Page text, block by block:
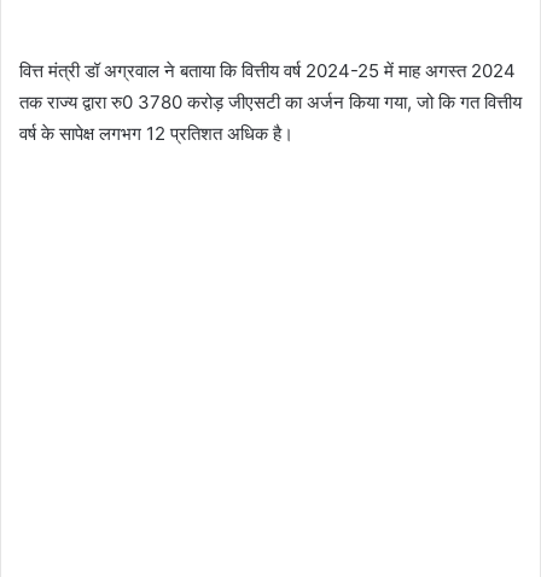
वित्त मंत्री डॉ अग्रवाल ने बताया कि वित्तीय वर्ष 2024-25 में माह अगस्त 2024
तक राज्य द्वारा रु0 3780 करोड़ जीएसटी का अर्जन किया गया, जो कि गत वित्तीय
वर्ष के सापेक्ष लगभग 12 प्रतिशत अधिक है।